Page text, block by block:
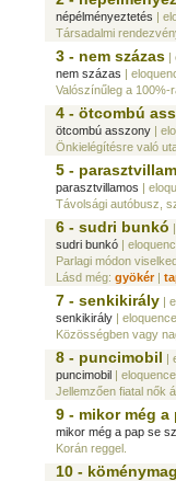
népélményeztetés |
Társadalmi
3 - nem százas |
nem százas |
Valószínűleg a 100%-
4 - ötcombú
ötcombú asszony |
Önkielégítésre való
5 -
parasztvillamos |
Távolsági autóbusz,
6 - sudri bunkó
sudri bunkó |
Parlagi módon
Lásd még: gyökér|
7 - senkikirály |
senkikirály | eloquence
Közösségben vagy
8 - puncimobil |
puncimobil | eloquence
Jellemzően fiatal nők
9 - mikor még a
mikor még a pap se
Korán reggel.
10 - köménymag